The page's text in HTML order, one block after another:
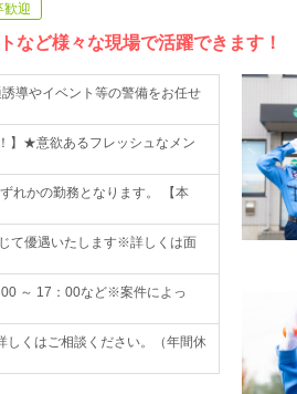
歓迎
など様々な現場で活躍できます！
導やイベント等の警備をお任せ
】★意欲あるフレッシュなメン
れかの勤務となります。 【本
て優遇いたします※詳しくは面
～ 17：00など※案件によっ
しくはご相談ください。（年間休